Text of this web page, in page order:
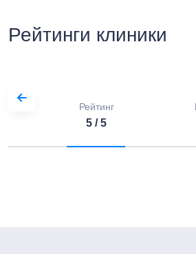
Рейтинги клиники
Рейтинг
5 / 5